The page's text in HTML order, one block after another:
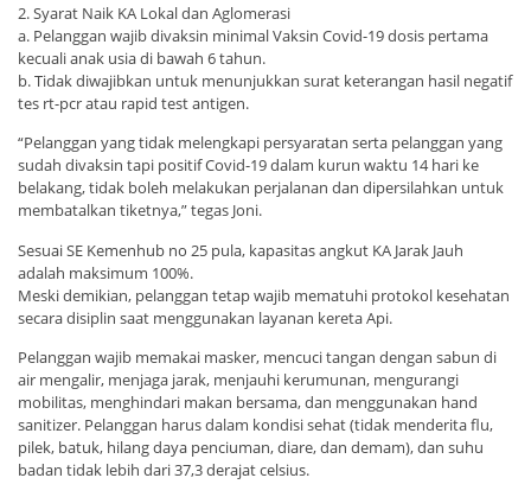
2. Syarat Naik KA Lokal dan Aglomerasi
a. Pelanggan wajib divaksin minimal Vaksin Covid-19 dosis pertama
kecuali anak usia di bawah 6 tahun.
b. Tidak diwajibkan untuk menunjukkan surat keterangan hasil negatif
tes rt-pcr atau rapid test antigen.
“Pelanggan yang tidak melengkapi persyaratan serta pelanggan yang
sudah divaksin tapi positif Covid-19 dalam kurun waktu 14 hari ke
belakang, tidak boleh melakukan perjalanan dan dipersilahkan untuk
membatalkan tiketnya,” tegas Joni.
Sesuai SE Kemenhub no 25 pula, kapasitas angkut KA Jarak Jauh
adalah maksimum 100%.
Meski demikian, pelanggan tetap wajib mematuhi protokol kesehatan
secara disiplin saat menggunakan layanan kereta Api.
Pelanggan wajib memakai masker, mencuci tangan dengan sabun di
air mengalir, menjaga jarak, menjauhi kerumunan, mengurangi
mobilitas, menghindari makan bersama, dan menggunakan hand
sanitizer. Pelanggan harus dalam kondisi sehat (tidak menderita flu,
pilek, batuk, hilang daya penciuman, diare, dan demam), dan suhu
badan tidak lebih dari 37,3 derajat celsius.